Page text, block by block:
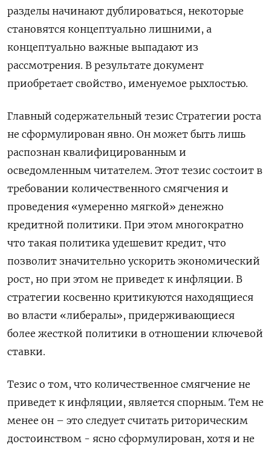
разделы начинают дублироваться, некоторые
становятся концептуально лишними, а
концептуально важные выпадают из
рассмотрения. В результате документ
приобретает свойство, именуемое рыхлостью.
Главный содержательный тезис Стратегии роста
не сформулирован явно. Он может быть лишь
распознан квалифицированным и
осведомленным читателем. Этот тезис состоит в
требовании количественного смягчения и
проведения «умеренно мягкой» денежно
кредитной политики. При этом многократно
что такая политика удешевит кредит, что
позволит значительно ускорить экономический
рост, но при этом не приведет к инфляции. В
стратегии косвенно критикуются находящиеся
во власти «либералы», придерживающиеся
более жесткой политики в отношении ключевой
ставки.
Тезис о том, что количественное смягчение не
приведет к инфляции, является спорным. Тем не
менее он – это следует считать риторическим
достоинством - ясно сформулирован, хотя и не